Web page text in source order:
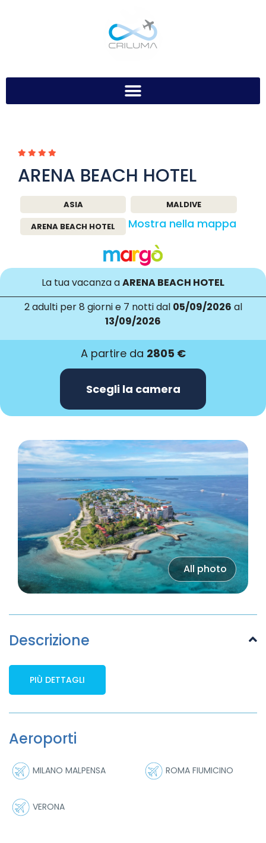
ARENA BEACH HOTEL
ASIA
MALDIVE
ARENA BEACH HOTEL
Mostra nella mappa
La tua vacanza aARENA BEACH HOTEL
2 adultiper 8 giorni e 7 notti dal 05/09/2026 al
13/09/2026
A partire da 2805 €
Scegli la camera
All photo
Descrizione
PIÙ DETTAGLI
Aeroporti
MILANO MALPENSA ROMA FIUMICINO
VERONA